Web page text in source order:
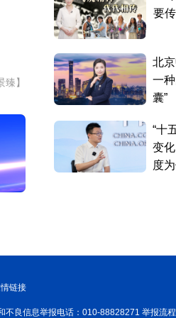
】
链接
不良信息举报电话：010-88828271 举报流程